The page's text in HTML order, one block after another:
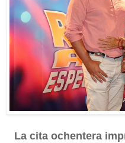
La cita ochentera